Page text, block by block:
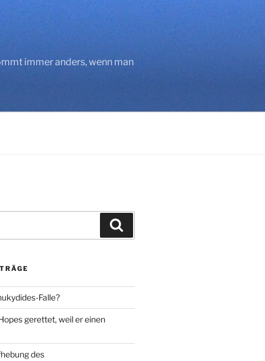
immer anders, wenn man
Falle?
gerettet, weil er einen
des